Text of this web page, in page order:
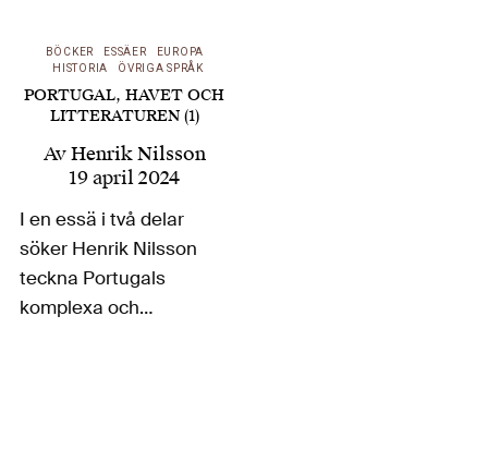
BÖCKER ESSÄER
EUROPA
HISTORIA
ÖVRIGA SPRÅK
PORTUGAL, HAVET OCH
LITTERATUREN (1)
AvHenrik Nilsson
19 april 2024
I en essä i två delar
söker Henrik Nilsson
teckna Portugals
komplexa och